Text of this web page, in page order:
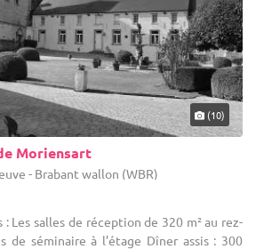
(10)
Moriensart
- Brabant wallon (WBR)
Les salles de réception de 320 m² au rez-
de séminaire à l’étage Dîner assis : 300